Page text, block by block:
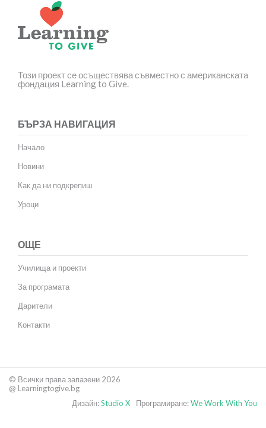
Този проект се осъществява съвместно с американската
фондация Learning to Give.
БЪРЗА НАВИГАЦИЯ
Начало
Новини
Как да ни подкрепиш
Уроци
ОЩЕ
Училища и проекти
За програмата
Дарители
Контакти
© Всички права запазени 2026
@ Learningtogive.bg
Програмиране:We Work With You
Дизайн:Studio X